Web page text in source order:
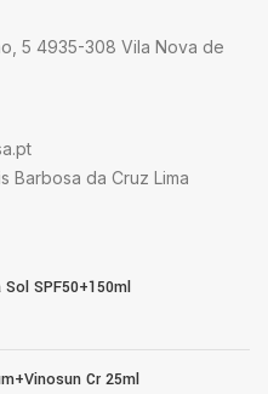
5 4935-308 Vila Nova de
Barbosa da Cruz Lima
SPF50+150ml
Cr 25ml